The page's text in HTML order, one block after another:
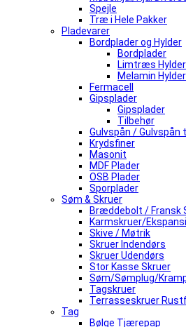
Spejle
Træ i Hele Pakker
Pladevarer
Bordplader og Hylder
Bordplader
Limtræs Hylder
Melamin Hylder
Fermacell
Gipsplader
Gipsplader
Tilbehør
Gulvspån / Gulvspån
Krydsfiner
Masonit
MDF Plader
OSB Plader
Sporplader
Søm & Skruer
Bræddebolt / Fransk
Karmskruer/
Skive / Møtrik
Skruer Indendørs
Skruer Udendørs
Stor Kasse Skruer
Søm/Sømplug/
Tagskruer
Terrasseskruer
Tag
Bølge Tjærepap